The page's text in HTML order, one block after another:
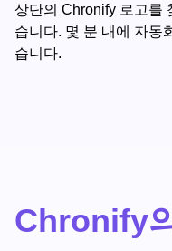
상단의 Chronify 로고를
습니다. 몇 분 내에 자동
습니다.
Chronify